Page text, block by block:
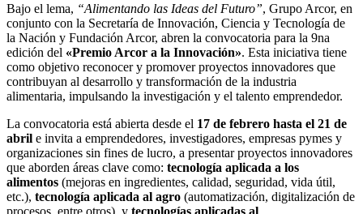
Bajo el lema, “Alimentando las Ideas del Futuro”, Grupo Arcor, en
conjunto con la Secretaría de Innovación, Ciencia y Tecnología de
la Nación y Fundación Arcor, abren la convocatoria para la 9na
edición del «Premio Arcor a la Innovación». Esta iniciativa tiene
como objetivo reconocer y promover proyectos innovadores que
contribuyan al desarrollo y transformación de la industria
alimentaria, impulsando la investigación y el talento emprendedor.
La convocatoria está abierta desde el 17 de febrero hasta el 21 de
abril e invita a emprendedores, investigadores, empresas pymes y
organizaciones sin fines de lucro, a presentar proyectos innovadores
que aborden áreas clave como: tecnología aplicada a los
alimentos (mejoras en ingredientes, calidad, seguridad, vida útil,
etc.), tecnología aplicada al agro (automatización, digitalización de
procesos, entre otros), y tecnologías aplicadas al